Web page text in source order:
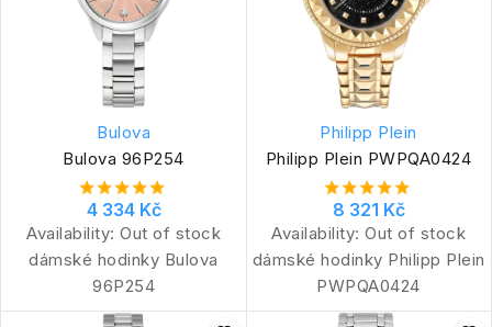
Bulova
Bulova 96P254
4 334 Kč
Availability: Out of stock
dámské hodinky Bulova
96P254
Philipp Plein
Philipp Plein PWPQA0424
8 321 Kč
Availability: Out of stock
dámské hodinky Philipp Plein
PWPQA0424